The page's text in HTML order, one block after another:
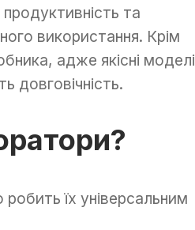
та
використання. Крім
адже якісні моделі
довговічність.
їх універсальним